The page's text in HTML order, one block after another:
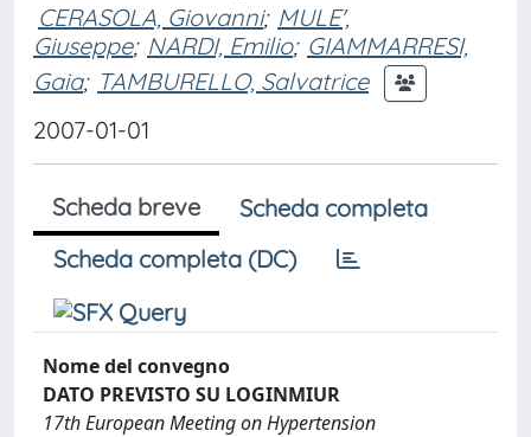
CERASOLA, Giovanni; MULE',
Giuseppe; NARDI, Emilio; GIAMMARRESI,
Gaia; TAMBURELLO, Salvatrice
2007-01-01
Scheda breve
Scheda completa
Scheda completa (DC)
Nome del convegno
DATO PREVISTO SU LOGINMIUR
17th European Meeting on Hypertension